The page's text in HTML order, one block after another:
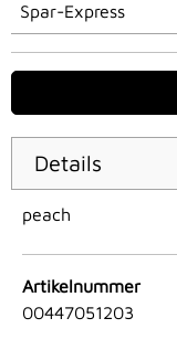
Spar-Express
Details
peach
Artikelnummer
00447051203